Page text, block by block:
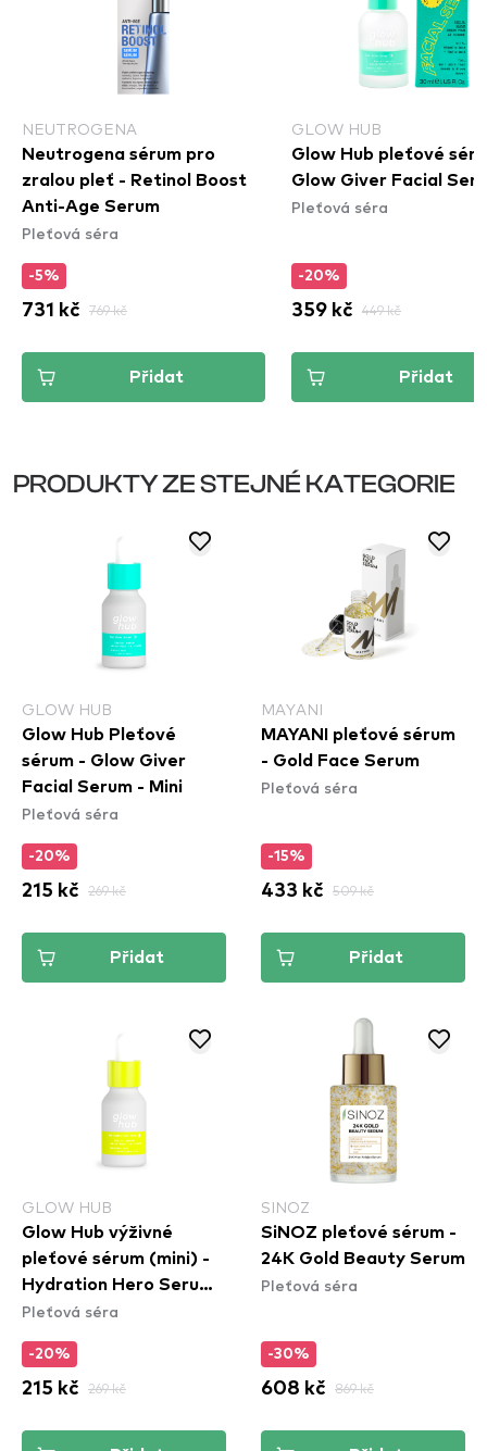
NEUTROGENA
Neutrogena sérum pro
zralou pleť - Retinol Boost
Anti-Age Serum
Pleťová séra
-5%
731 kč 769 kč
Přidat
GLOW HUB
Glow Hub pleťové
Glow Giver Facial
Pleťová séra
-20%
359 kč 449 kč
Přidat
PRODUKTY ZE STEJNÉ KATEGORIE
GLOW HUB
Glow Hub Pleťové
sérum - Glow Giver
Facial Serum - Mini
Pleťová séra
-20%
215 kč 269 kč
Přidat
MAYANI
MAYANI pleťové sérum
- Gold Face Serum
Pleťová séra
-15%
433 kč 509 kč
Přidat
GLOW HUB
Glow Hub výživné
pleťové sérum (mini) -
Hydration Hero Serum -
Mini
Pleťová séra
-20%
215 kč 269 kč
SINOZ
SiNOZ pleťové sérum -
24K Gold Beauty Serum
Pleťová séra
-30%
608 kč 869 kč